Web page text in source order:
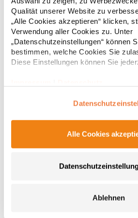
Qualität unserer Website zu
„Alle Cookies akzeptieren“ klicken,
Verwendung aller Cookies zu. Unter
„Datenschutzeinstellungen“ können
bestimmen, welche Cookies Sie
Diese Einstellungen können Sie
Alle Cookies
Ablehnen
* Preise inkl. gesetzlicher Mwst. +
CGW42141 CG Workwear Potenza
Zwei Bänder für Latzschürzen, je 230 cm